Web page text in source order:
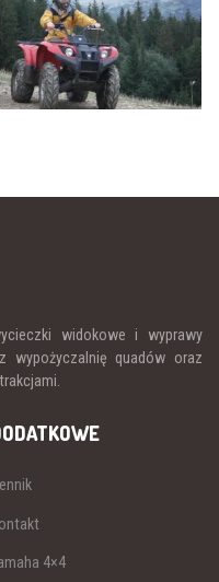
widokowe i wyprawy
wypożyczalnię quadów oraz
4×4